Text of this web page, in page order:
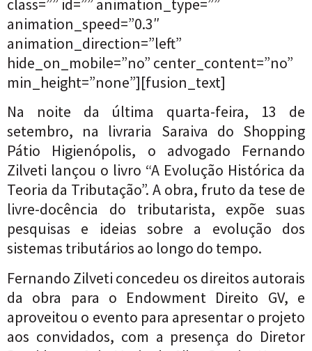
class=”” id=”” animation_type=””
animation_speed=”0.3″
animation_direction=”left”
hide_on_mobile=”no” center_content=”no”
min_height=”none”][fusion_text]
Na noite da última quarta-feira, 13 de
setembro, na livraria Saraiva do Shopping
Pátio Higienópolis, o advogado Fernando
Zilveti lançou o livro “A Evolução Histórica da
Teoria da Tributação”. A obra, fruto da tese de
livre-docência do tributarista, expõe suas
pesquisas e ideias sobre a evolução dos
sistemas tributários ao longo do tempo.
Fernando Zilveti concedeu os direitos autorais
da obra para o Endowment Direito GV, e
aproveitou o evento para apresentar o projeto
aos convidados, com a presença do Diretor